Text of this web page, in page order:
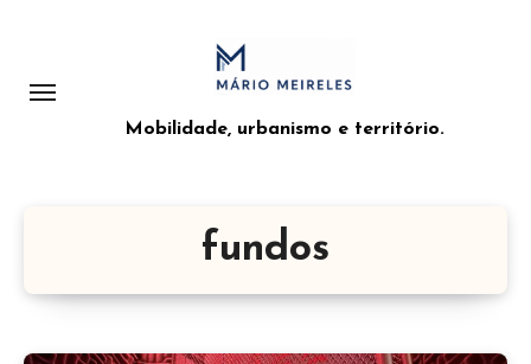
Mobilidade, urbanismo e território.
fundos